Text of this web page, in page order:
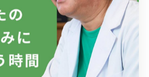
2026/07/08
フジテレビのドラマにおいて、ハラスメントのニュースが話題です...